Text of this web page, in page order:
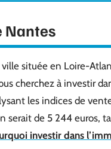
Nantes
située en Loire-
cherchez à investir
les indices de
serait de 5 244 euros,
investir dans